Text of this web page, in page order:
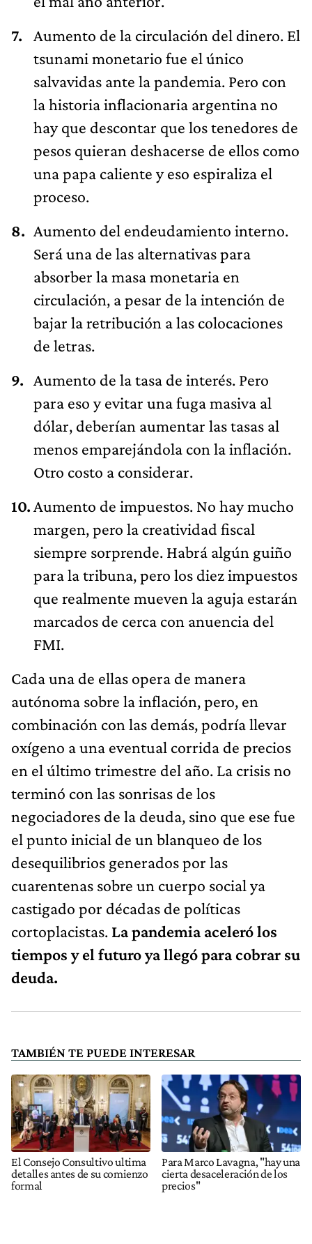
Aumento de la circulación del dinero. El
tsunami monetario fue el único
salvavidas ante la pandemia. Pero con
la historia inflacionaria argentina no
hay que descontar que los tenedores de
pesos quieran deshacerse de ellos como
una papa caliente y eso espiraliza el
proceso.
Aumento del endeudamiento interno.
Será una de las alternativas para
absorber la masa monetaria en
circulación, a pesar de la intención de
bajar la retribución a las colocaciones
de letras.
Aumento de la tasa de interés. Pero
para eso y evitar una fuga masiva al
dólar, deberían aumentar las tasas al
menos emparejándola con la inflación.
Otro costo a considerar.
Aumento de impuestos. No hay mucho
margen, pero la creatividad fiscal
siempre sorprende. Habrá algún guiño
para la tribuna, pero los diez impuestos
que realmente mueven la aguja estarán
marcados de cerca con anuencia del
FMI.
Cada una de ellas opera de manera
autónoma sobre la inflación, pero, en
combinación con las demás, podría llevar
oxígeno a una eventual corrida de precios
en el último trimestre del año. La crisis no
terminó con las sonrisas de los
negociadores de la deuda, sino que ese fue
el punto inicial de un blanqueo de los
desequilibrios generados por las
cuarentenas sobre un cuerpo social ya
castigado por décadas de políticas
cortoplacistas. La pandemia aceleró los
tiempos y el futuro ya llegó para cobrar su
deuda.
TAMBIÉN TE PUEDE INTERESAR
El Consejo Consultivo ultima
detalles antes de su comienzo
formal
Para Marco Lavagna, "hay una
cierta desaceleración de los
precios"